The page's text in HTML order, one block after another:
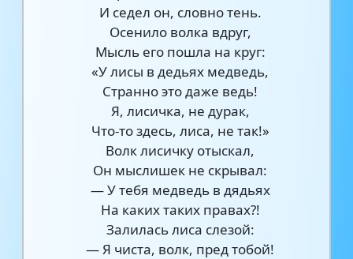
И седел он, словно тень.
Осенило волка вдруг,
Мысль его пошла на круг:
«У лисы в дедьях медведь,
Странно это даже ведь!
Я, лисичка, не дурак,
Что-то здесь, лиса, не так!»
Волк лисичку отыскал,
Он мыслишек не скрывал:
— У тебя медведь в дядьях
На каких таких правах?!
Залилась лиса слезой:
— Я чиста, волк, пред тобой!